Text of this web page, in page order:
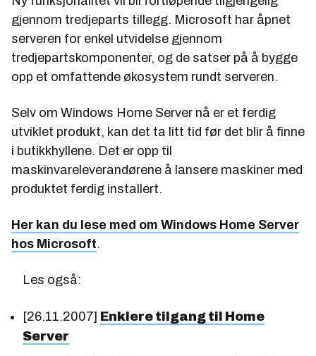
gjennom tredjeparts tillegg. Microsoft har åpnet
serveren for enkel utvidelse gjennom
tredjepartskomponenter, og de satser på å bygge
opp et omfattende økosystem rundt serveren.
Selv om Windows Home Server nå er et ferdig
utviklet produkt, kan det ta litt tid før det blir å finne
i butikkhyllene. Det er opp til
maskinvareleverandørene å lansere maskiner med
produktet ferdig installert.
Her kan du lese med om Windows Home Server
hos Microsoft.
Les også:
[26.11.2007] Enklere tilgang til Home
Server